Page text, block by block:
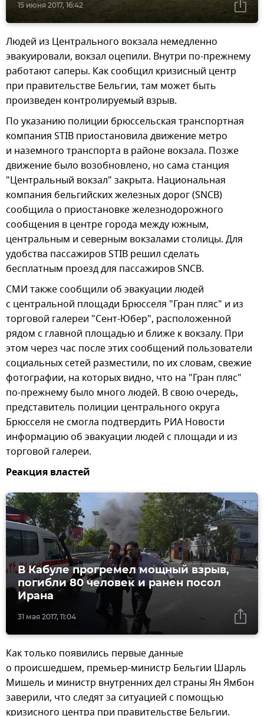
15 июня 2017, 16:42
Людей из Центрального вокзала немедленно
эвакуировали, вокзал оцепили. Внутри по-прежнему
работают саперы. Как сообщил кризисный центр
при правительстве Бельгии, там может быть
произведен контролируемый взрыв.
По указанию полиции брюссельская транспортная
компания STIB приостановила движение метро
и наземного транспорта в районе вокзала. Позже
движение было возобновлено, но сама станция
"Центральный вокзал" закрыта. Национальная
компания бельгийских железных дорог (SNCB)
сообщила о приостановке железнодорожного
сообщения в центре города между южным,
центральным и северным вокзалами столицы. Для
удобства пассажиров STIB решил сделать
бесплатным проезд для пассажиров SNCB.
СМИ также сообщили об эвакуации людей
с центральной площади Брюсселя "Гран пляс" и из
торговой галереи "Сент-Юбер", расположенной
рядом с главной площадью и ближе к вокзалу. При
этом через час после этих сообщений пользователи
социальных сетей разместили, по их словам, свежие
фотографии, на которых видно, что на "Гран пляс"
по-прежнему было много людей. В свою очередь,
представитель полиции центрального округа
Брюсселя не смогла подтвердить РИА Новости
информацию об эвакуации людей с площади и из
торговой галереи.
Реакция властей
31 мая 2017, 11:04
В Кабуле прогремел мощный взрыв,
погибли 80 человек и ранен посол
Ирана
Как только появились первые данные
о происшедшем, премьер-министр Бельгии Шарль
Мишель и министр внутренних дел страны Ян Ямбон
заверили, что следят за ситуацией с помощью
кризисного центра при правительстве Бельгии.